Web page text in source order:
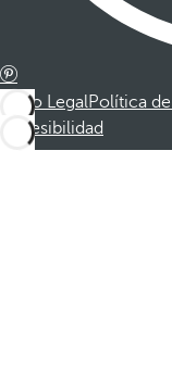
Aviso LegalPolítica
Accesibilidad